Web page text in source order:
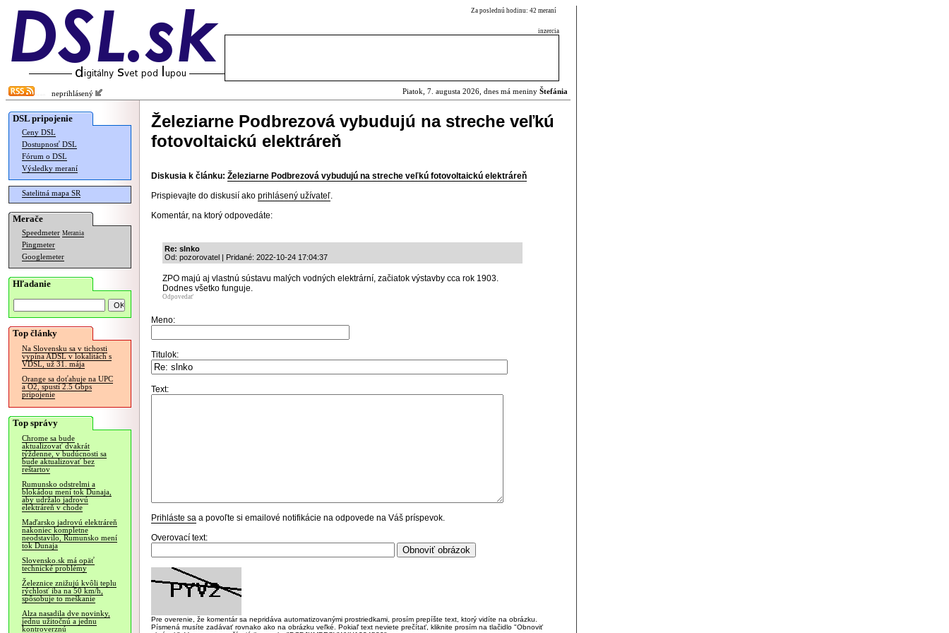
Za poslednú hodinu: 42 meraní
inzercia
neprihlásený Piatok, 7. augusta 2026, dnes má meniny Štefánia
DSL pripojenie
Ceny DSL
Dostupnosť DSL
Fórum o DSL
Výsledky meraní
Satelitná mapa SR
Merače
Speedmeter Merania
Pingmeter
Googlemeter
Hľadanie
Top články
Na Slovensku sa v tichosti
vypína ADSL v lokalitách s
VDSL, už 31. mája
Orange sa doťahuje na UPC
a O2, spustí 2.5 Gbps
pripojenie
Top správy
Chrome sa bude
aktualizovať dvakrát
týždenne, v budúcnosti sa
bude aktualizovať bez
reštartov
Rumunsko odstrelmi a
blokádou mení tok Dunaja,
aby udržalo jadrovú
elektráreň v chode
Maďarsko jadrovú elektráreň
nakoniec kompletne
neodstavilo, Rumunsko mení
tok Dunaja
Slovensko.sk má opäť
technické problémy
Železnice znižujú kvôli teplu
rýchlosť iba na 50 km/h,
spôsobuje to meškanie
Alza nasadila dve novinky,
jednu užitočnú a jednu
kontroverznú
Železiarne Podbrezová vybudujú na streche veľkú
fotovoltaickú elektráreň
Diskusia k článku: Železiarne Podbrezová vybudujú na streche veľkú fotovoltaickú elektráreň
Prispievajte do diskusií ako prihlásený užívateľ.
Komentár, na ktorý odpovedáte:
Re: slnko
Od: pozorovatel | Pridané: 2022-10-24 17:04:37
ZPO majú aj vlastnú sústavu malých vodných elektrární, začiatok výstavby cca rok 1903.
Dodnes všetko funguje.
Odpovedať
Meno:
Titulok:
Text:
Prihláste sa a povoľte si emailové notifikácie na odpovede na Váš príspevok.
Overovací text:
Pre overenie, že komentár sa nepridáva automatizovanými prostriedkami, prosím prepíšte text, ktorý vidíte na obrázku.
Písmená musíte zadávať rovnako ako na obrázku veľké. Pokiaľ text neviete prečítať, kliknite prosím na tlačidlo "Obnoviť